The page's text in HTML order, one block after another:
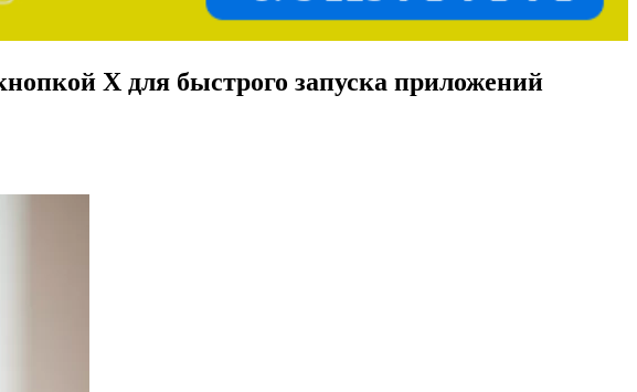
X для быстрого запуска приложений